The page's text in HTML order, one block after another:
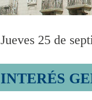
Jueves 25 de
INTERÉS